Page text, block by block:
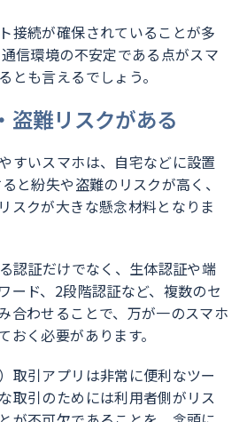
接続が確保されていることが多
信環境の不安定である点がスマ
とも言えるでしょう。
盗難リスクがある
すいスマホは、自宅などに設置
と紛失や盗難のリスクが高く、
スクが大きな懸念材料となりま
認証だけでなく、生体認証や端
ード、2段階認証など、複数のセ
合わせることで、万が一のスマホ
おく必要があります。
取引アプリは非常に便利なツー
取引のためには利用者側がリス